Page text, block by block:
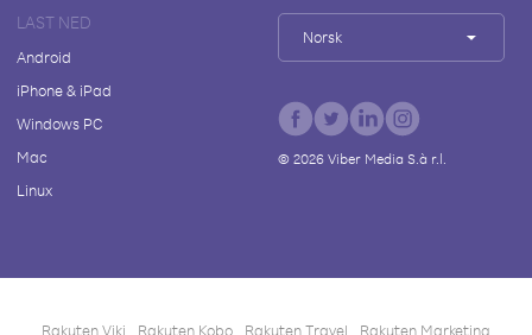
LAST NED
Android
iPhone & iPad
Windows PC
Mac
Linux
Norsk
© 2026Viber Media S.à r.l.
Rakuten Viki Rakuten Kobo Rakuten Travel Rakuten Marketing